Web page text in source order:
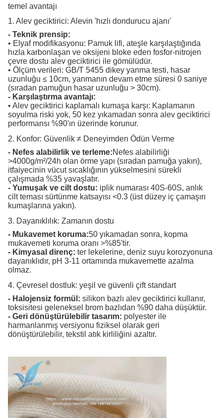
temel avantajı
1. Alev geciktirici: Alevin 'hızlı dondurucu ajanı'
- Teknik prensip:
• Elyaf modifikasyonu: Pamuk lifi, ateşle karşılaştığında
hızla karbonlaşan ve oksijeni bloke eden fosfor-nitrojen
çevre dostu alev geciktirici ile gömülüdür.
• Ölçüm verileri: GB/T 5455 dikey yanma testi, hasar
uzunluğu ≤ 10cm, yanmanın devam etme süresi 0 saniye
(sıradan pamuğun hasar uzunluğu > 30cm).
- Karşılaştırma avantajı:
• Alev geciktirici kaplamalı kumaşa karşı: Kaplamanın
soyulma riski yok, 50 kez yıkamadan sonra alev geciktirici
performansı %90'ın üzerinde korunur.
2. Konfor: Güvenlik ≠ Deneyimden Ödün Verme
- Nefes alabilirlik ve terleme:Nefes alabilirliği
>4000g/m²/24h olan örme yapı (sıradan pamuğa yakın),
itfaiyecinin vücut sıcaklığının yükselmesini sürekli
çalışmada %35 yavaşlatır.
- Yumuşak ve cilt dostu: iplik numarası 40S-60S, anlık
cilt teması sürtünme katsayısı <0.3 (üst düzey iç çamaşırı
kumaşlarına yakın).
3. Dayanıklılık: Zamanın dostu
- Mukavemet koruma:50 yıkamadan sonra, kopma
mukavemeti koruma oranı >%85'tir.
- Kimyasal direnç: ter lekelerine, deniz suyu korozyonuna
dayanıklıdır, pH 3-11 ortamında mukavemette azalma
olmaz.
4. Çevresel dostluk: yeşil ve güvenli çift standart
- Halojensiz formül: silikon bazlı alev geciktirici kullanır,
toksisitesi geleneksel brom bazlıdan %90 daha düşüktür.
- Geri dönüştürülebilir tasarım: polyester ile
harmanlanmış versiyonu fiziksel olarak geri
dönüştürülebilir, tekstil atık kirliliğini azaltır.